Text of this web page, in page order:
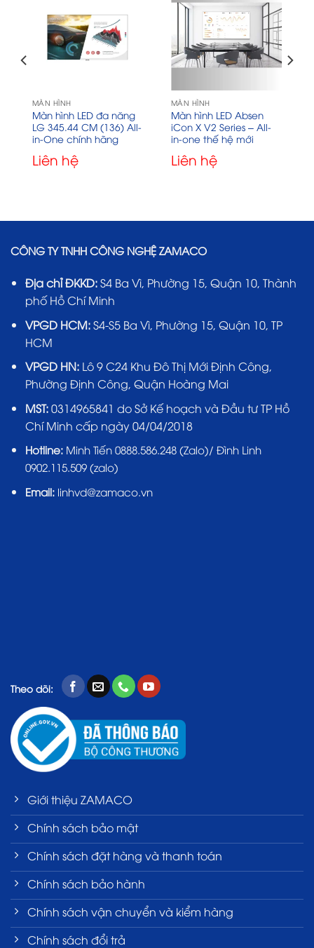
MÀN HÌNH
Màn hình LED đa năng
LG 345.44 CM (136) All-
in-One chính hãng
Liên hệ
MÀN HÌNH
Màn hình LED Absen
iCon X V2 Series – All-
in-one thế hệ mới
Liên hệ
CÔNG TY TNHH CÔNG NGHỆ ZAMACO
Địa chỉ ĐKKD:S4 Ba Vì, Phường 15, Quận 10, Thành
phố Hồ Chí Minh
VPGD HCM:S4-S5 Ba Vì, Phường 15, Quận 10, TP
HCM
VPGD HN:Lô 9 C24 Khu Đô Thị Mới Định Công,
Phường Định Công, Quận Hoàng Mai
MST:0314965841 do Sở Kế hoạch và Đầu tư TP Hồ
Chí Minh cấp ngày 04/04/2018
Hotline: Minh Tiến 0888.586.248 (Zalo)/ Đình Linh
0902.115.509 (zalo)
Email:linhvd@zamaco.vn
Theo dõi:
Giới thiệu ZAMACO
Chính sách bảo mật
Chính sách đặt hàng và thanh toán
Chính sách bảo hành
Chính sách vận chuyển và kiểm hàng
Chính sách đổi trả